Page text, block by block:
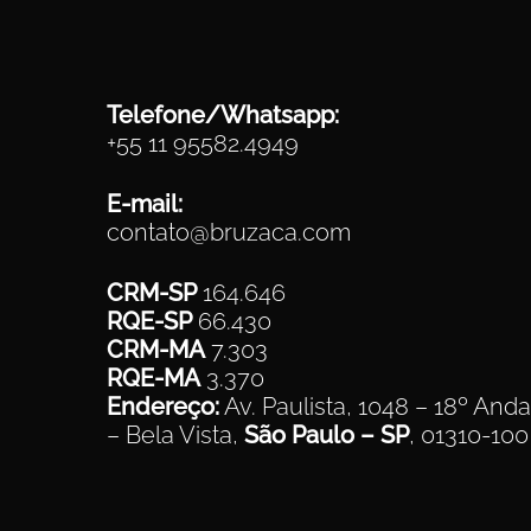
Telefone/Whatsapp:
+55 11 95582.4949
E-mail:
contato@bruzaca.com
CRM-SP164.646
RQE-SP66.430
CRM-MA7.303
RQE-MA3.370
Endereço:Av. Paulista, 1048 – 18º
– Bela Vista,São Paulo – SP, 01310-100